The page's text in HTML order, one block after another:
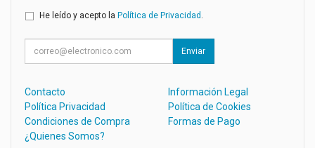
He leído y acepto la Política de Privacidad
Enviar
Contacto
Información Legal
Política Privacidad
Política de Cookies
Condiciones de Compra
Formas de Pago
¿Quienes Somos?